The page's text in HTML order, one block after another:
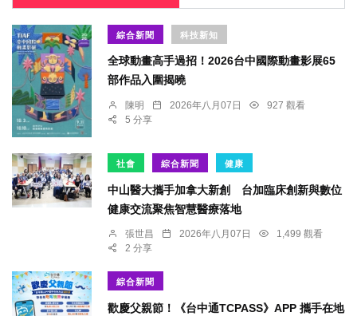
綜合新聞 科技新知
全球動畫高手過招！2026台中國際動畫影展65
部作品入圍揭曉
陳明 2026年八月07日
927 觀看
5 分享
社會 綜合新聞 健康
中山醫大攜手加拿大新創 台加臨床創新與數位
健康交流聚焦智慧醫療落地
張世昌 2026年八月07日
1,499 觀看
2 分享
綜合新聞
歡慶父親節！《台中通TCPASS》APP 攜手在地